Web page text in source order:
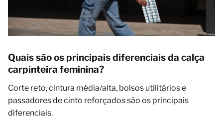
Quais são os principais diferenciais da calça
carpinteira feminina?
Corte reto, cintura média/alta, bolsos utilitários e
passadores de cinto reforçados são os principais
diferenciais.